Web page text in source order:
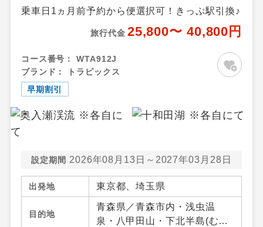
乗車日1ヵ月前予約から便選択可！きっぷ駅引換♪
旅行代金 25,800〜 40,800円
コース番号：
WTA912J
ブランド：
トラピックス
早期割引
設定期間 2026年08月13日～2027年03月28日
出発地 東京都、埼玉県
目的地
青森県／青森市内・浅虫温
泉・八甲田山・下北半島(む